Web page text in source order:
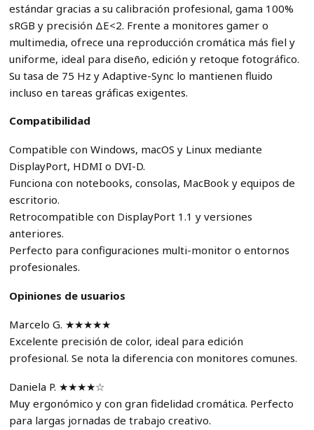
estándar gracias a su calibración profesional, gama 100%
sRGB y precisión ΔE<2. Frente a monitores gamer o
multimedia, ofrece una reproducción cromática más fiel y
uniforme, ideal para diseño, edición y retoque fotográfico.
Su tasa de 75 Hz y Adaptive-Sync lo mantienen fluido
incluso en tareas gráficas exigentes.
Compatibilidad
Compatible con Windows, macOS y Linux mediante
DisplayPort, HDMI o DVI-D.
Funciona con notebooks, consolas, MacBook y equipos de
escritorio.
Retrocompatible con DisplayPort 1.1 y versiones
anteriores.
Perfecto para configuraciones multi-monitor o entornos
profesionales.
Opiniones de usuarios
Marcelo G. ★★★★★
Excelente precisión de color, ideal para edición
profesional. Se nota la diferencia con monitores comunes.
Daniela P. ★★★★☆
Muy ergonómico y con gran fidelidad cromática. Perfecto
para largas jornadas de trabajo creativo.